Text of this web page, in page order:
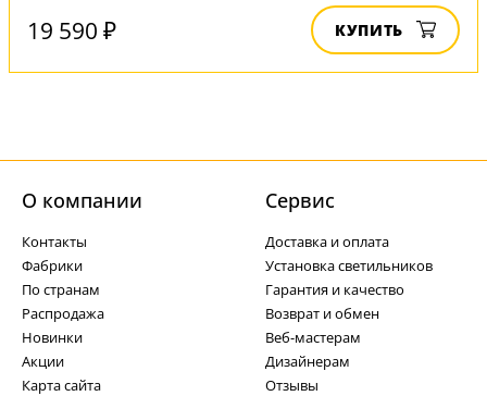
19 590 ₽ КУПИТЬ
О компании
Контакты
Фабрики
По странам
Распродажа
Новинки
Акции
Карта сайта
Cервис
Доставка и оплата
Установка светильников
Гарантия и качество
Возврат и обмен
Веб-мастерам
Дизайнерам
Отзывы